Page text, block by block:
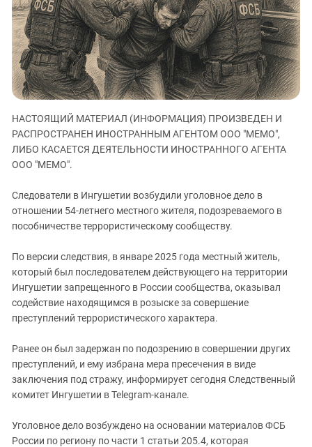
ЗАСТАВЛЯЕТ
КАВКАЗ ЗА ПАЛЕСТИНУ
ИНАКОМЫСЛИЕ В ЧЕЧНЕ
ПРЕСЛЕДОВАНИЕ АКТИВИСТОВ
МОБИЛИЗАЦИЯ И ПРОТЕСТЫ
Дагестан
Ингушетия
Кабардино-Балкария
Калмыкия
Карачаево-Черкесия
Краснодарский край
Российская Федерация
Северная Осетия - Алания
СКФО
Чечня
Южная Осетия
Южный Кавказ
НАСТОЯЩИЙ МАТЕРИАЛ (ИНФОРМАЦИЯ) ПРОИЗВЕДЕН И
РАСПРОСТРАНЕН ИНОСТРАННЫМ АГЕНТОМ ООО "МЕМО",
ЛИБО КАСАЕТСЯ ДЕЯТЕЛЬНОСТИ ИНОСТРАННОГО АГЕНТА
ООО "МЕМО".
Следователи в Ингушетии возбудили уголовное дело в
отношении 54-летнего местного жителя, подозреваемого в
пособничестве террористическому сообществу.
По версии следствия, в январе 2025 года местный житель,
который был последователем действующего на территории
Ингушетии запрещенного в России сообщества, оказывал
содействие находящимся в розыске за совершение
преступлений террористического характера.
Ранее он был задержан по подозрению в совершении других
преступлений, и ему избрана мера пресечения в виде
заключения под стражу, информирует сегодня Следственный
комитет Ингушетии в Telegram-канале.
Уголовное дело возбуждено на основании материалов ФСБ
России по региону по части 1 статьи 205.4, которая